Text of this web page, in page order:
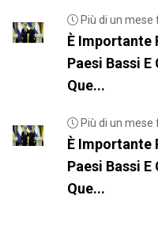
Più di un mese
È Importante
Paesi Bassi
Que...
Più di un mese
È Importante
Paesi Bassi
Que...